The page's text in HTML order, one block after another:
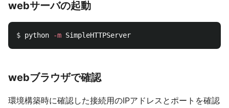
webサーバの起動
$ python -m
webブラウザで確認
環境構築時に確認した接続用のIPアドレスとポートを確認